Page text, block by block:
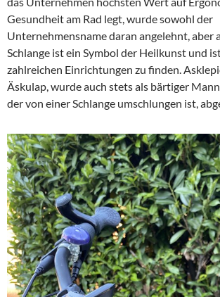
Gesundheit am Rad legt, wurde sowohl der
Unternehmensname daran angelehnt, aber
Schlange ist ein Symbol der Heilkunst und
zahlreichen Einrichtungen zu finden.
Äskulap, wurde auch stets als bärtiger
der von einer Schlange umschlungen ist,